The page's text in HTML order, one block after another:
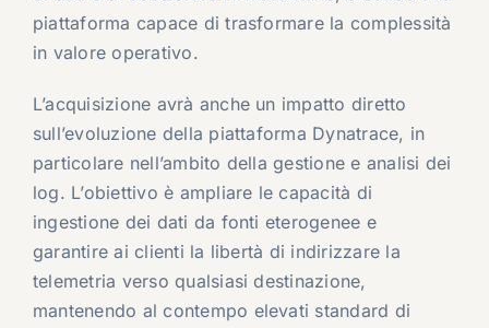
piattaforma capace di trasformare la complessità
in valore operativo.
L’acquisizione avrà anche un impatto diretto
sull’evoluzione della piattaforma Dynatrace, in
particolare nell’ambito della gestione e analisi dei
log. L’obiettivo è ampliare le capacità di
ingestione dei dati da fonti eterogenee e
garantire ai clienti la libertà di indirizzare la
telemetria verso qualsiasi destinazione,
mantenendo al contempo elevati standard di